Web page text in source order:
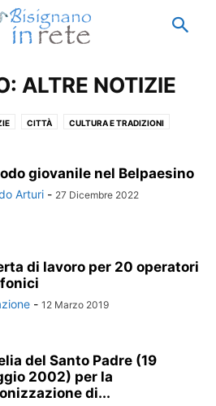
ALTRE NOTIZIE
CITTÀ CULTURA E TRADIZIONI
giovanile nel Belpaesino
Arturi - 27 Dicembre 2022
di lavoro per 20 operatori
- 12 Marzo 2019
del Santo Padre (19
2002) per la
di...